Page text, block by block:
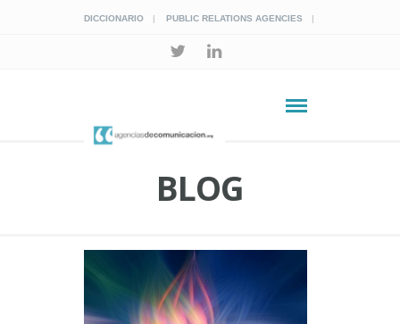
DICCIONARIO PUBLIC RELATIONS AGENCIES
BLOG